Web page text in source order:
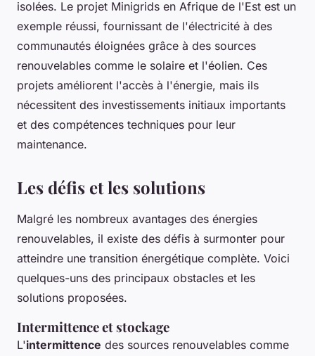
isolées. Le projet Minigrids en Afrique de l'Est est un
exemple réussi, fournissant de l'électricité à des
communautés éloignées grâce à des sources
renouvelables comme le solaire et l'éolien. Ces
projets améliorent l'accès à l'énergie, mais ils
nécessitent des investissements initiaux importants
et des compétences techniques pour leur
maintenance.
Les défis et les solutions
Malgré les nombreux avantages des énergies
renouvelables, il existe des défis à surmonter pour
atteindre une transition énergétique complète. Voici
quelques-uns des principaux obstacles et les
solutions proposées.
Intermittence et stockage
L'intermittence des sources renouvelables comme